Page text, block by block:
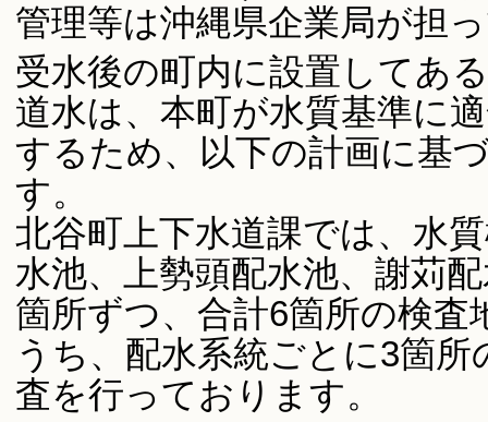
管理等は沖縄県企業局が担
受水後の町内に設置してあ
道水は、本町が水質基準に
するため、以下の計画に基
す。
北谷町上下水道課では、水
水池、上勢頭配水池、謝苅
箇所ずつ、合計6箇所の検
うち、配水系統ごとに3箇
査を行っております。